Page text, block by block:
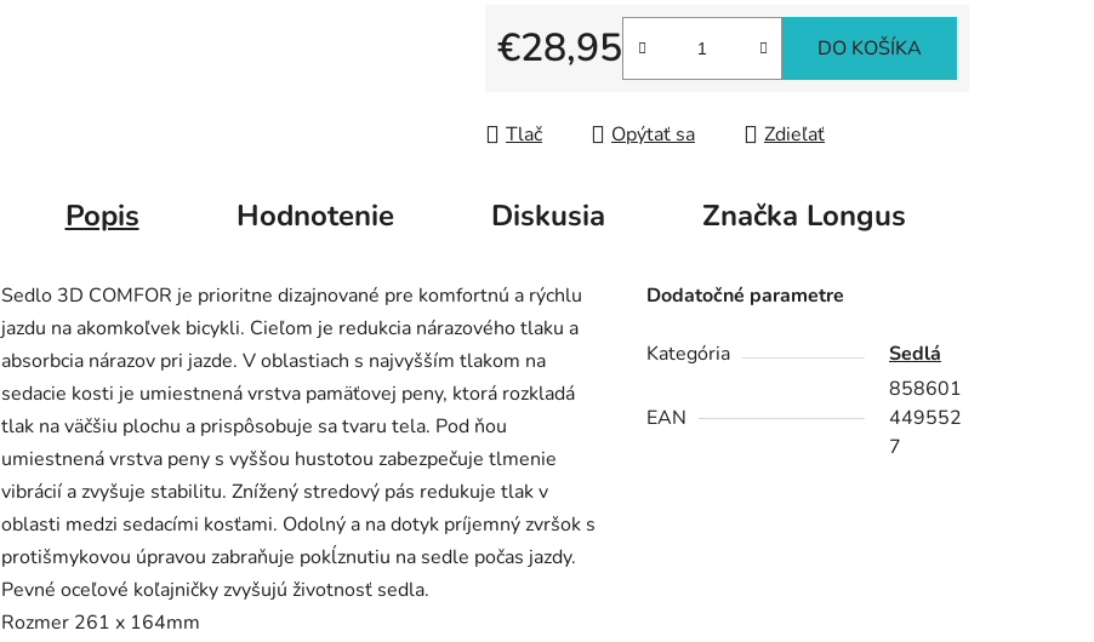
€28,95
Jednotková cena:
DO KOŠÍKA
Tlač Opýtať sa Zdieľať
Popis Hodnotenie Diskusia Značka Longus
Sedlo 3D COMFOR je prioritne dizajnované pre komfortnú a rýchlu
jazdu na akomkoľvek bicykli. Cieľom je redukcia nárazového tlaku a
absorbcia nárazov pri jazde. V oblastiach s najvyšším tlakom na
sedacie kosti je umiestnená vrstva pamäťovej peny, ktorá rozkladá
tlak na väčšiu plochu a prispôsobuje sa tvaru tela. Pod ňou
umiestnená vrstva peny s vyššou hustotou zabezpečuje tlmenie
vibrácií a zvyšuje stabilitu. Znížený stredový pás redukuje tlak v
oblasti medzi sedacími kosťami. Odolný a na dotyk príjemný zvršok s
protišmykovou úpravou zabraňuje pokĺznutiu na sedle počas jazdy.
Pevné oceľové koľajničky zvyšujú životnosť sedla.
Rozmer 261 x 164mm
Dodatočné parametre
Kategória Sedlá
EAN
858601
449552
7